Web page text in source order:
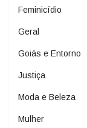
Feminicídio
Geral
Goiás e Entorno
Justiça
Moda e Beleza
Mulher